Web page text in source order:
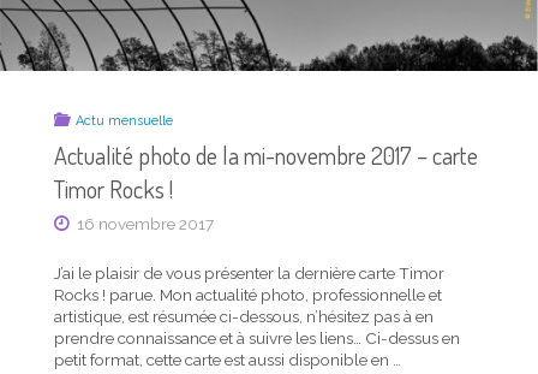
AOÛT
2019
–
CARTE
TIMOR
ROCKS !"
Actu mensuelle
Actualité photo de la mi-juillet 2019 – carte
Timor Rocks !
Actu mensuelle
Actualité photo de la mi-novembre 2017 – carte
Timor Rocks !
16 novembre 2017
J’ai le plaisir de vous présenter la dernière carte Timor
Rocks ! parue. Mon actualité photo, professionnelle et
artistique, est résumée ci-dessous, n’hésitez pas à en
prendre connaissance et à suivre les liens… Ci-dessus en
petit format, cette carte est aussi disponible en …